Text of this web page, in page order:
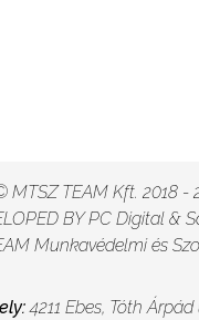
MTSZ TEAM Kft. 2018 -
BYPC Digital &
Munkavédelmi és
4211 Ebes, Tóth